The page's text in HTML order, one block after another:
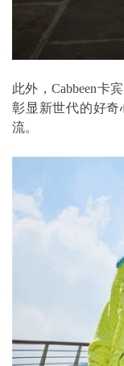
此外，Cabbeen卡
彰显新世代的好奇
流。